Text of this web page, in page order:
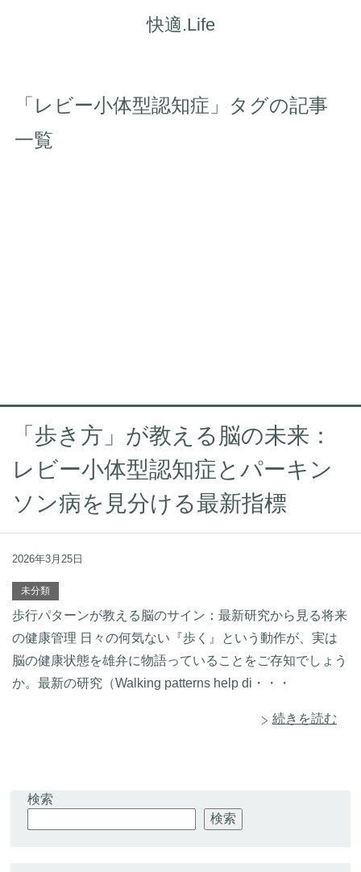
快適.Life
「レビー小体型認知症」タグの記事
一覧
「歩き方」が教える脳の未来：
レビー小体型認知症とパーキン
ソン病を見分ける最新指標
2026年3月25日
未分類
歩行パターンが教える脳のサイン：最新研究から見る将来
の健康管理 日々の何気ない『歩く』という動作が、実は
脳の健康状態を雄弁に物語っていることをご存知でしょう
か。最新の研究（Walking patterns help di・・・
続きを読む
検索
検索